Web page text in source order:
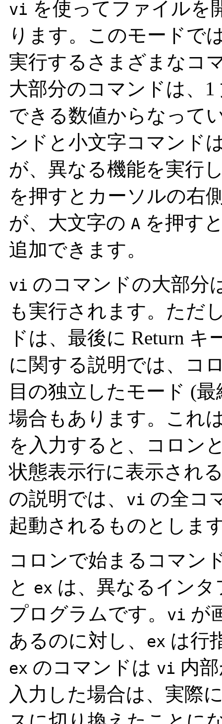
vi を使ってファイルを
ります。このモードで
実行するさまざまなコ
大部分のコマンドは、
できる数値からなって
ンドと小文字コマンド
が、異なる機能を実行
を押すとカーソルの右
が、大文字の A を押す
追加できます。
vi のコマンドの大部分
も実行されます。ただ
ドは、最後に Return
に関する説明では、コ
目の独立したモード (
場合もあります。これ
を入力すると、コロン
状態表示行に表示され
の説明では、
vi の全コ
起動されるものとしま
コロンで始まるコマン
と ex は、異なるイン
プログラムです。
vi が
あるのに対し、
ex は行
ex のコマンドは vi 内
入力した場合は、実際